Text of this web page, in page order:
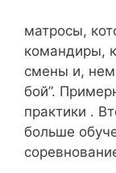
матросы,
командиры,
смены и,
бой”.
практики .
больше